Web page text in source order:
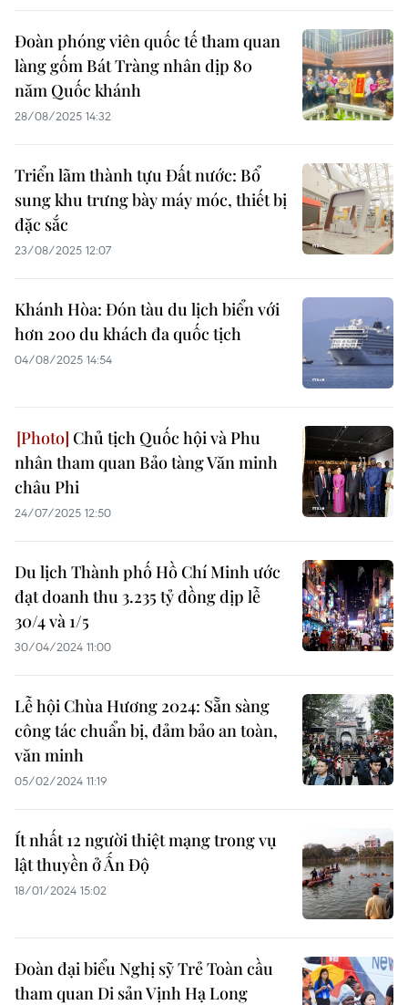
Đoàn phóng viên quốc tế tham quan
làng gốm Bát Tràng nhân dịp 80
năm Quốc khánh
28/08/2025 14:32
Triển lãm thành tựu Đất nước: Bổ
sung khu trưng bày máy móc, thiết bị
đặc sắc
23/08/2025 12:07
Khánh Hòa: Đón tàu du lịch biển với
hơn 200 du khách đa quốc tịch
04/08/2025 14:54
Chủ tịch Quốc hội và Phu
nhân tham quan Bảo tàng Văn minh
châu Phi
24/07/2025 12:50
Du lịch Thành phố Hồ Chí Minh ước
đạt doanh thu 3.235 tỷ đồng dịp lễ
30/4 và 1/5
30/04/2024 11:00
Lễ hội Chùa Hương 2024: Sẵn sàng
công tác chuẩn bị, đảm bảo an toàn,
văn minh
05/02/2024 11:19
Ít nhất 12 người thiệt mạng trong vụ
lật thuyền ở Ấn Độ
18/01/2024 15:02
Đoàn đại biểu Nghị sỹ Trẻ Toàn cầu
tham quan Di sản Vịnh Hạ Long